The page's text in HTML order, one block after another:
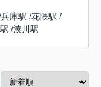
兵庫駅 /花隈駅 /
/湊川駅